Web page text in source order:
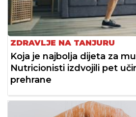
ZDRAVLJE NA TANJURU
Koja je najbolja dijeta za
Nutricionisti izdvojili pet
prehrane